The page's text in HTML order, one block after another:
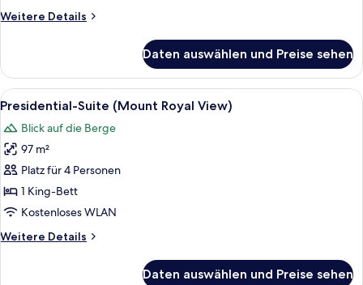
(Prestige.
Weitere Details
Weitere
1 King-
Bett
und
(Prestige.
Corner)
Daten auswählen und Preise sehen
Alle
Fotos
für
Presidential-
Suite
(Mount
Royal
anzeigen
Presidential-Suite (Mount Royal
16
Presidential-Suite (Mount Royal View)
Blick auf die Berge
97 m²
Platz für 4 Personen
1 King-Bett
Kostenloses WLAN
Weitere Details
Weitere
Daten auswählen und Preise sehen